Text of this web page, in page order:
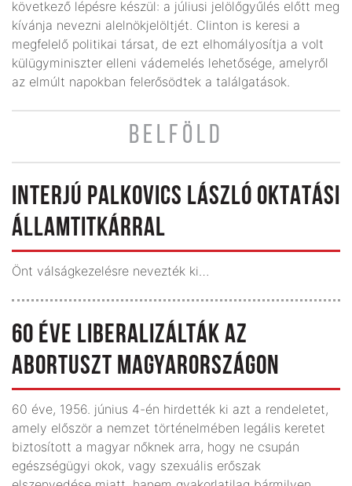
következő lépésre készül: a júliusi jelölőgyűlés előtt meg
kívánja nevezni alelnökjelöltjét. Clinton is keresi a
megfelelő politikai társat, de ezt elhomályosítja a volt
külügyminiszter elleni vádemelés lehetősége, amelyről
az elmúlt napokban felerősödtek a találgatások.
BELFÖLD
INTERJÚ PALKOVICS LÁSZLÓ OKTATÁSI
ÁLLAMTITKÁRRAL
Önt válságkezelésre nevezték ki…
60 ÉVE LIBERALIZÁLTÁK AZ
ABORTUSZT MAGYARORSZÁGON
60 éve, 1956. június 4-én hirdették ki azt a rendeletet,
amely először a nemzet történelmében legális keretet
biztosított a magyar nőknek arra, hogy ne csupán
egészségügyi okok, vagy szexuális erőszak